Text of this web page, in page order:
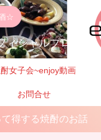
☆
シャルブログ
女子会~enjoy動画
お問合せ
得する焼酎のお話